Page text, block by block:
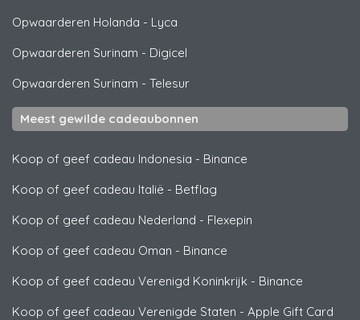
Opwaarderen Holanda - Lyca
Opwaarderen Surinam - Digicel
Opwaarderen Surinam - Telesur
Meest gewilde cadeaubonnen
Koop of geef cadeau Indonesia - Binance
Koop of geef cadeau Italië - Betflag
Koop of geef cadeau Nederland - Flexepin
Koop of geef cadeau Oman - Binance
Koop of geef cadeau Verenigd Koninkrijk - Binance
Koop of geef cadeau Verenigde Staten - Apple Gift Card